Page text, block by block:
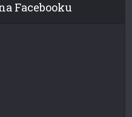
Facebooku